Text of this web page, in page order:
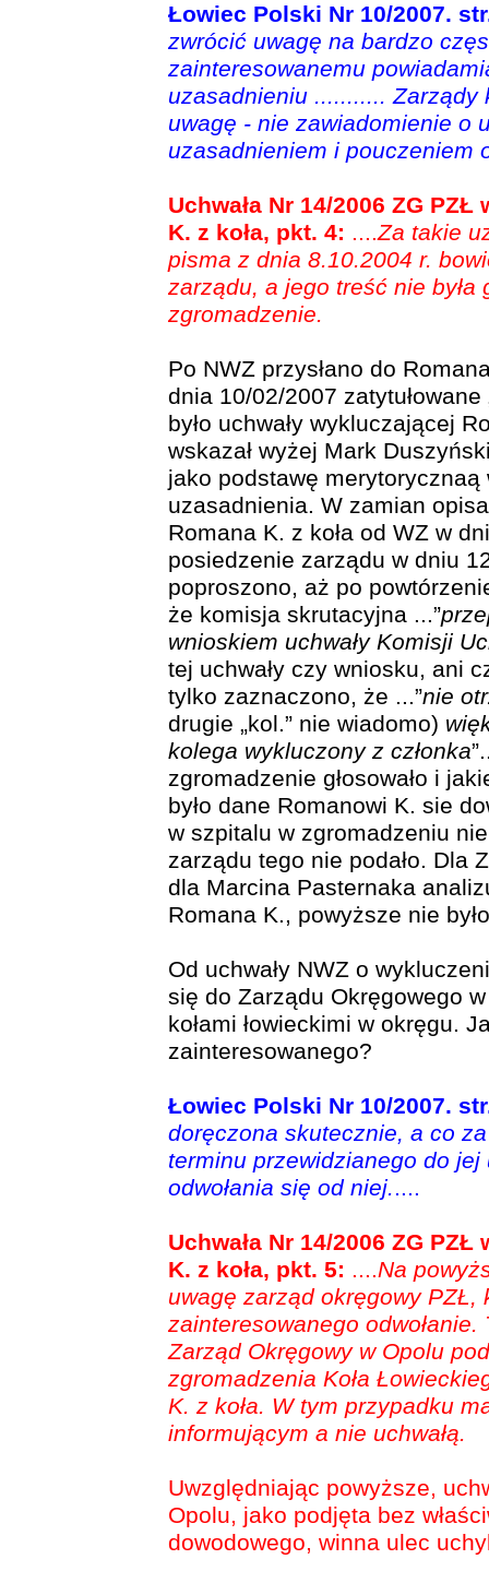
Łowiec Polski Nr 10/2007.
zwrócić uwagę na bardzo
zainteresowanemu
uzasadnieniu ........... Zarządy
uwagę - nie zawiadomienie o
uzasadnieniem i pouczeniem
Uchwała Nr 14/2006 ZG
K. z koła, pkt. 4: ....Za takie
pisma z dnia 8.10.2004 r.
zarządu, a jego treść nie była
zgromadzenie.
Po NWZ przysłano do
dnia 10/02/2007
było uchwały wykluczającej
wskazał wyżej Mark
jako podstawę
uzasadnienia. W zamian
Romana K. z koła od WZ w
posiedzenie zarządu w dniu
poproszono, aż po
że komisja skrutacyjna ...”
wnioskiem uchwały Komisji
tej uchwały czy wniosku, ani
tylko zaznaczono, że ...”nie
drugie „kol.” nie wiadomo)
kolega wykluczony z członka
zgromadzenie głosowało i
było dane Romanowi K. sie
w szpitalu w zgromadzeniu
zarządu tego nie podało. Dla
dla Marcina Pasternaka
Romana K., powyższe nie
Od uchwały NWZ o
się do Zarządu Okręgowego
kołami łowieckimi w okręgu.
zainteresowanego?
Łowiec Polski Nr 10/2007.
doręczona skutecznie, a co
terminu przewidzianego do
odwołania się od niej.....
Uchwała Nr 14/2006 ZG
K. z koła, pkt. 5: ....Na
uwagę zarząd okręgowy PZŁ,
zainteresowanego
Zarząd Okręgowy w Opolu
zgromadzenia Koła
K. z koła. W tym przypadku
informującym a nie uchwałą.
Uwzględniając powyższe,
Opolu, jako podjęta bez
dowodowego, winna ulec